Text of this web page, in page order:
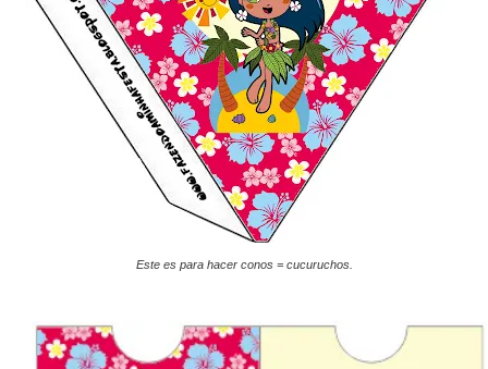
Este es para hacer conos = cucuruchos.